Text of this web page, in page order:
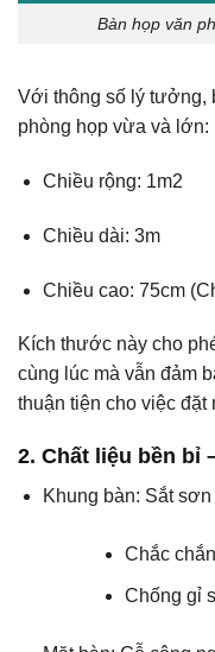
Bàn họp văn
Với thông số lý tưởng,
phòng họp vừa và lớn:
Chiều rộng: 1m2
Chiều dài: 3m
Chiều cao: 75cm
Kích thước này cho
cùng lúc mà vẫn đảm
thuận tiện cho việc đặt
2. Chất liệu bền bỉ
Khung bàn: Sắt
Chắc
Chống gỉ